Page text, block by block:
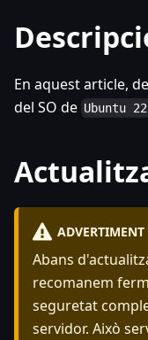
En aquest article,
del SO de Ubuntu
ADVERTIMENT
Abans
recomanem
seguretat
servidor. Això